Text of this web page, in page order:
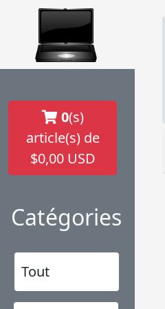
0(s)
article(s) de
$0,00 USD
Catégories
Tout